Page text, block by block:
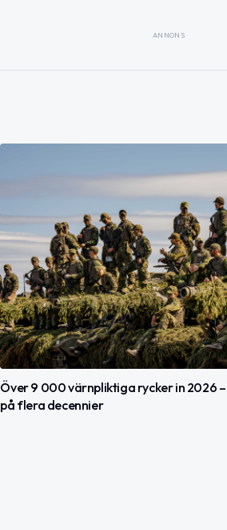
ANNONS
Över 9 000 värnpliktiga rycker in 2026
på flera decennier